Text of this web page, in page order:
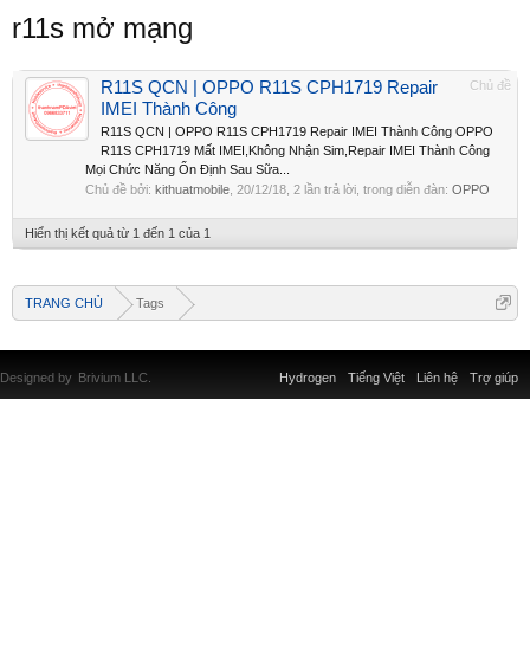
r11s mở mạng
Chủ đề
R11S QCN | OPPO R11S CPH1719 Repair
IMEI Thành Công
R11S QCN | OPPO R11S CPH1719 Repair IMEI Thành Công OPPO
R11S CPH1719 Mất IMEI,Không Nhận Sim,Repair IMEI Thành Công
Mọi Chức Năng Ổn Định Sau Sữa...
Chủ đề bởi: kithuatmobile 20/12/18 , 2 lần trả lời, trong diễn đàn: OPPO
Hiển thị kết quả từ 1 đến 1 của 1
TRANG CHỦ Tags
Liên hệ Trợ giúp
Hydrogen Tiếng Việt
Designed by Brivium LLC.